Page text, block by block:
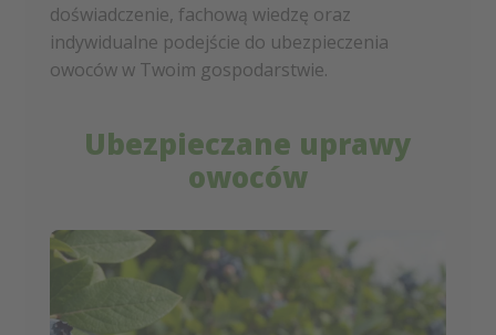
doświadczenie, fachową wiedzę oraz
indywidualne podejście do ubezpieczenia
owoców w Twoim gospodarstwie.
Ubezpieczane uprawy
owoców